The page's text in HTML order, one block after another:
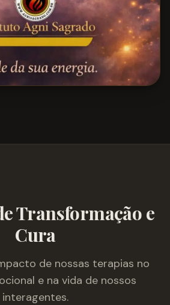
Transformação e
Cura
de nossas terapias no
e na vida de nossos
interagentes.